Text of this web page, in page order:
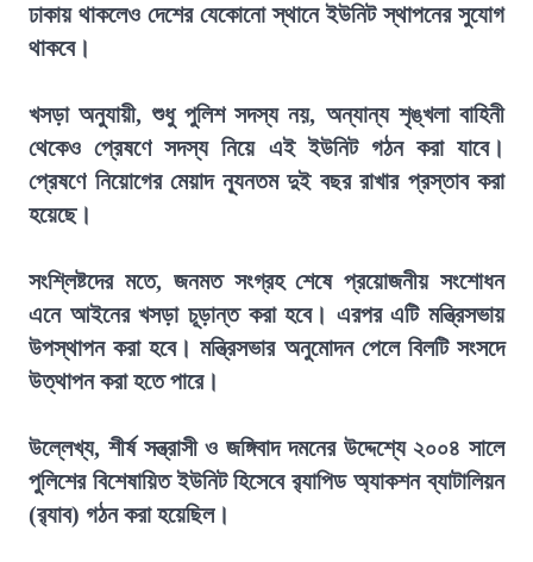
ঢাকায় থাকলেও দেশের যেকোনো স্থানে ইউনিট স্থাপনের সুযোগ
থাকবে।
খসড়া অনুযায়ী, শুধু পুলিশ সদস্য নয়, অন্যান্য শৃঙ্খলা বাহিনী
থেকেও প্রেষণে সদস্য নিয়ে এই ইউনিট গঠন করা যাবে।
প্রেষণে নিয়োগের মেয়াদ ন্যূনতম দুই বছর রাখার প্রস্তাব করা
হয়েছে।
সংশ্লিষ্টদের মতে, জনমত সংগ্রহ শেষে প্রয়োজনীয় সংশোধন
এনে আইনের খসড়া চূড়ান্ত করা হবে। এরপর এটি মন্ত্রিসভায়
উপস্থাপন করা হবে। মন্ত্রিসভার অনুমোদন পেলে বিলটি সংসদে
উত্থাপন করা হতে পারে।
উল্লেখ্য, শীর্ষ সন্ত্রাসী ও জঙ্গিবাদ দমনের উদ্দেশ্যে ২০০৪ সালে
পুলিশের বিশেষায়িত ইউনিট হিসেবে র‍্যাপিড অ্যাকশন ব্যাটালিয়ন
(র‍্যাব) গঠন করা হয়েছিল।